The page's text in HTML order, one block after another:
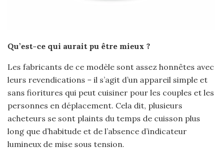
Qu’est-ce qui aurait pu être mieux ?
Les fabricants de ce modèle sont assez honnêtes avec
leurs revendications – il s’agit d’un appareil simple et
sans fioritures qui peut cuisiner pour les couples et les
personnes en déplacement. Cela dit, plusieurs
acheteurs se sont plaints du temps de cuisson plus
long que d’habitude et de l’absence d’indicateur
lumineux de mise sous tension.